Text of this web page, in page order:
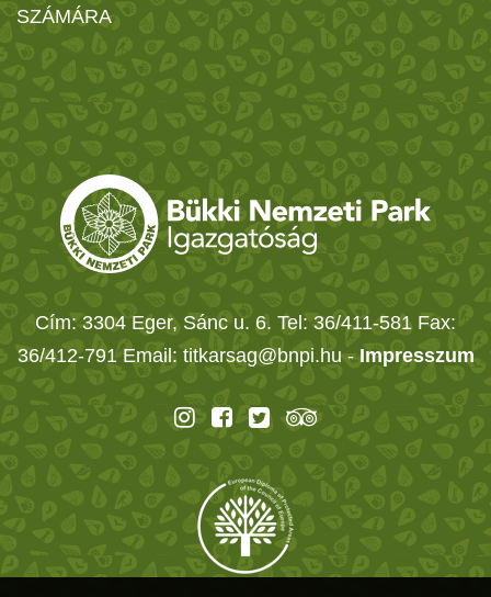
SZÁMÁRA
Cím: 3304 Eger, Sánc u. 6. Tel: 36/411-581 Fax:
36/412-791 Email: titkarsag@bnpi.hu - Impresszum